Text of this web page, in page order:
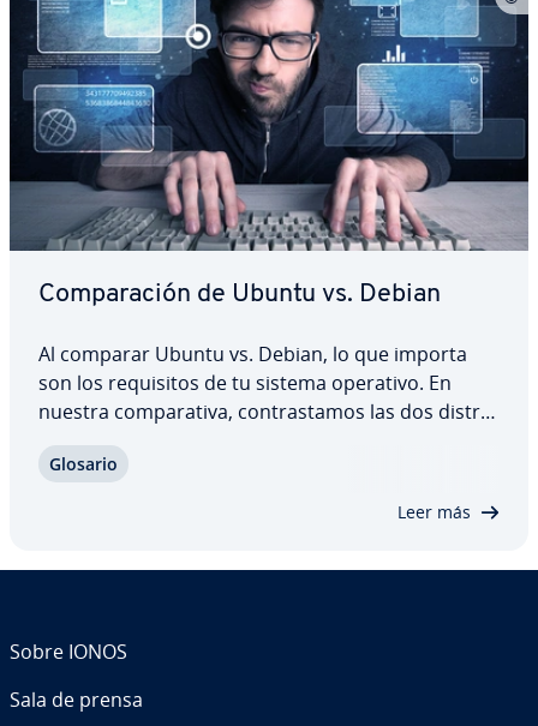
Co­m­pa­ra­ción de Ubuntu vs. Debian
Al comparar Ubuntu vs. Debian, lo que importa
son los re­qui­si­tos de tu sistema operativo. En
nuestra co­m­pa­ra­ti­va, co­n­tra­s­ta­mos las dos di­s­tri­
im­po­r­ta­n­tes en los que a software, re­qui­si­tos de
Glosario
Leer más
Sobre IONOS
Sala de prensa